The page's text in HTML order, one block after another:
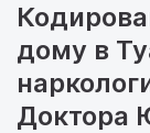
дому в
Доктора